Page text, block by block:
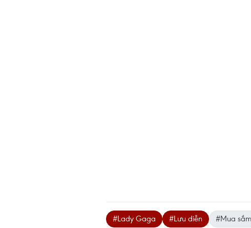
#Lady Gaga #Lưu diễn #Mua sắm